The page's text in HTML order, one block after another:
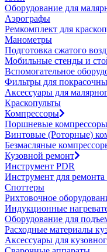
Оборудование для
Аэрографы
Ремкомплект для
Манометры
Подготовка сжатого
Мобильные стенды и
Вспомогательное
Фильтры для
Аксессуары для
Краскопульты
Компрессоры
Поршневые компрессоры
Винтовые (Роторные)
Безмасляные
Кузовной ремонт
Инструмент PDR
Инструмент для ремонта
Споттеры
Рихтовочное
Индукционные
Оборудование для
Расходные материалы
Аксессуары для